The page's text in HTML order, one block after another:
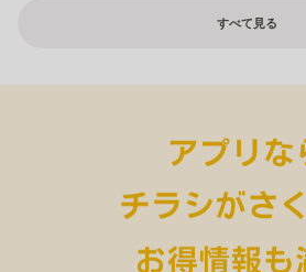
すべて見る